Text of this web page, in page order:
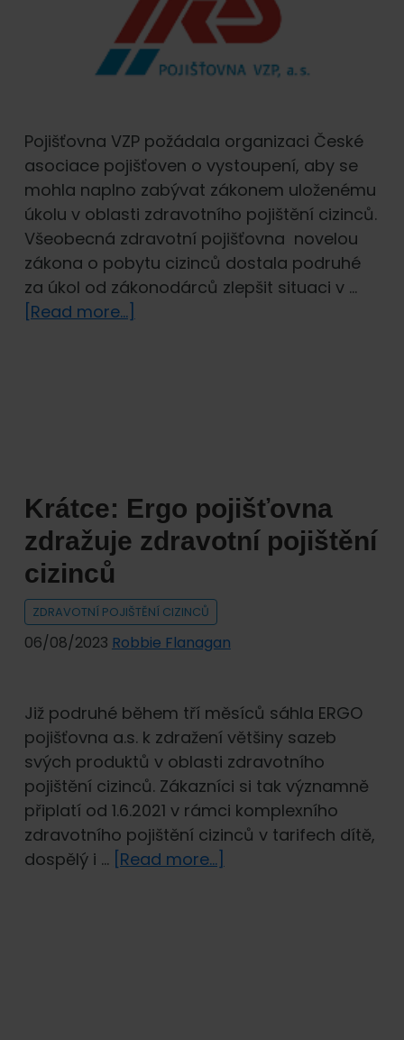
Pojišťovna VZP požádala organizaci České
asociace pojišťoven o vystoupení, aby se
mohla naplno zabývat zákonem uloženému
úkolu v oblasti zdravotního pojištění cizinců.
Všeobecná zdravotní pojišťovna novelou
zákona o pobytu cizinců dostala podruhé
za úkol od zákonodárců zlepšit situaci v …
[Read more...]
Krátce: Ergo pojišťovna
zdražuje zdravotní pojištění
cizinců
ZDRAVOTNÍ POJIŠTĚNÍ CIZINCŮ
06/08/2023 Robbie Flanagan
Již podruhé během tří měsíců sáhla ERGO
pojišťovna a.s. k zdražení většiny sazeb
svých produktů v oblasti zdravotního
pojištění cizinců. Zákazníci si tak významně
připlatí od 1.6.2021 v rámci komplexního
zdravotního pojištění cizinců v tarifech dítě,
dospělý i … [Read more...]